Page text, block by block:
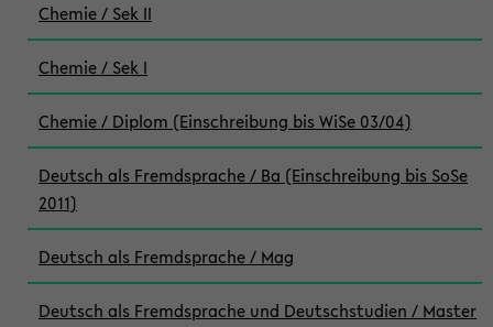
Chemie / Sek II
Chemie / Sek I
Chemie / Diplom (Einschreibung bis WiSe 03/04)
Deutsch als Fremdsprache / Ba (Einschreibung bis SoSe
2011)
Deutsch als Fremdsprache / Mag
Deutsch als Fremdsprache und Deutschstudien / Master